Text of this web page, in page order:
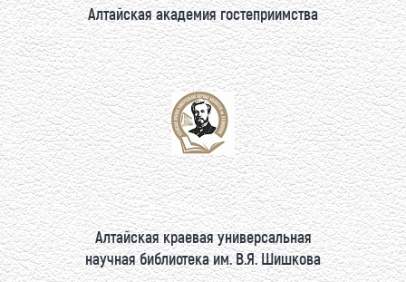
Алтайская академия гостеприимства
Алтайская краевая универсальная
научная библиотека им. В.Я. Шишкова